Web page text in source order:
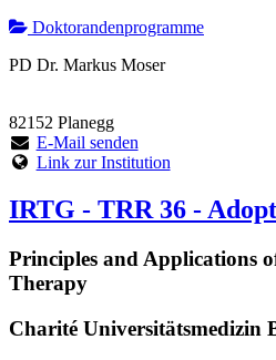
Doktorandenprogramme
PD Dr. Markus Moser
82152 Planegg
E-Mail senden
Link zur Institution
IRTG - TRR 36 -
Principles and Applications
Therapy
Charité Universitätsmedizin